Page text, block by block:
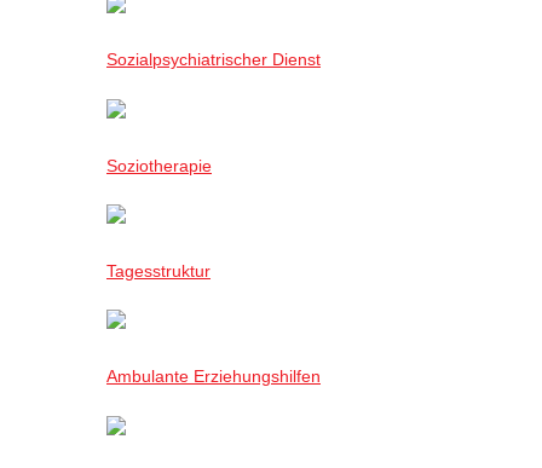
Sozialpsychiatrischer Dienst
Soziotherapie
Tagesstruktur
Ambulante Erziehungshilfen